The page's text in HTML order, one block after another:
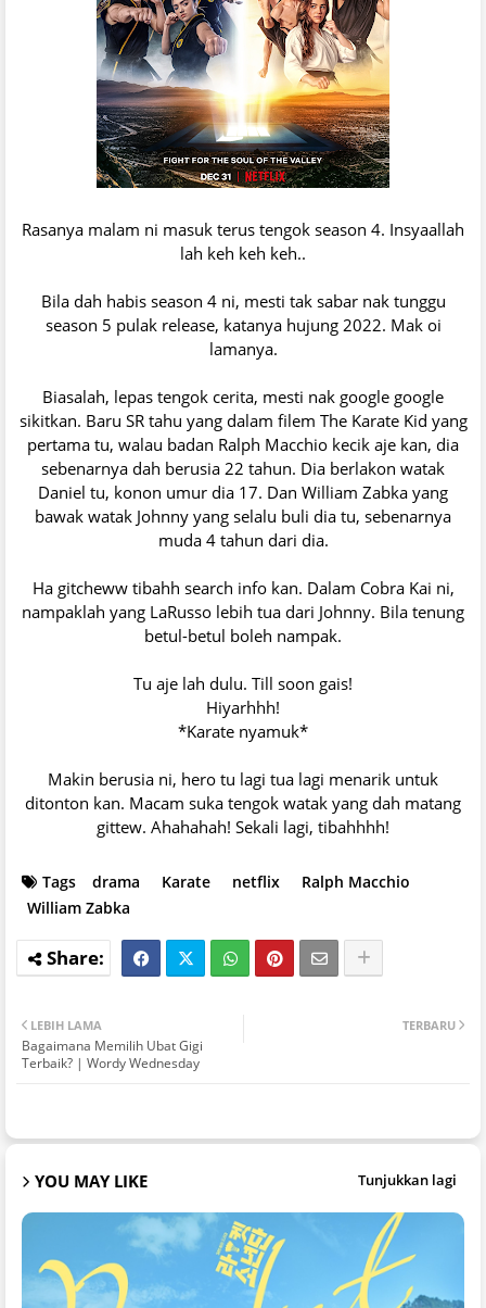
Rasanya malam ni masuk terus tengok season 4. Insyaallah
lah keh keh keh..
Bila dah habis season 4 ni, mesti tak sabar nak tunggu
season 5 pulak release, katanya hujung 2022. Mak oi
lamanya.
Biasalah, lepas tengok cerita, mesti nak google google
sikitkan. Baru SR tahu yang dalam filem The Karate Kid yang
pertama tu, walau badan Ralph Macchio kecik aje kan, dia
sebenarnya dah berusia 22 tahun. Dia berlakon watak
Daniel tu, konon umur dia 17. Dan William Zabka yang
bawak watak Johnny yang selalu buli dia tu, sebenarnya
muda 4 tahun dari dia.
Ha gitcheww tibahh search info kan. Dalam Cobra Kai ni,
nampaklah yang LaRusso lebih tua dari Johnny. Bila tenung
betul-betul boleh nampak.
Tu aje lah dulu. Till soon gais!
Hiyarhhh!
*Karate nyamuk*
Makin berusia ni, hero tu lagi tua lagi menarik untuk
ditonton kan. Macam suka tengok watak yang dah matang
gittew. Ahahahah! Sekali lagi, tibahhhh!
Tags drama Karate netflix
Ralph Macchio
William Zabka
TERBARU
LEBIH LAMA
Bagaimana Memilih Ubat Gigi
Terbaik? | Wordy Wednesday
YOU MAY LIKE Tunjukkan lagi